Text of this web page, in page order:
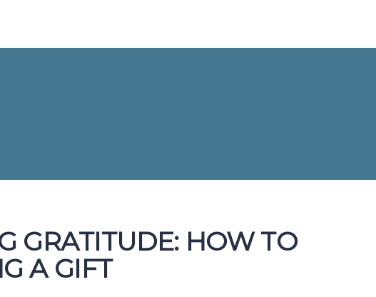
GRATITUDE: HOW TO
A GIFT